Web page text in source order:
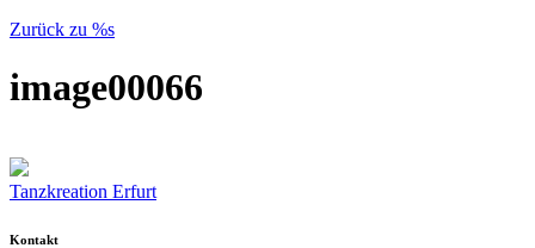
Zurück zu %s
image00066
Tanzkreation Erfurt
Kontakt